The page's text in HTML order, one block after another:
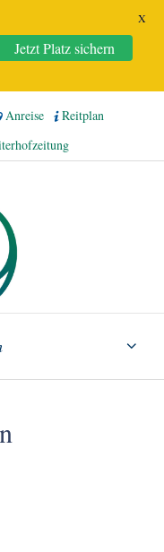
Anreise
Reitplan
Jetzt Platz sichern
X